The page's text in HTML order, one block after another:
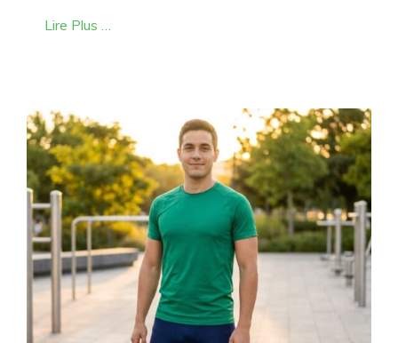
Lire Plus …